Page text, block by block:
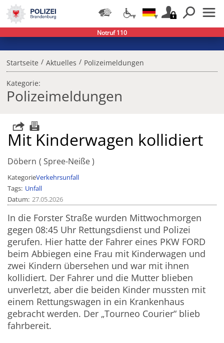
Startseite / Aktuelles / Polizeimeldungen
Kategorie:
Polizeimeldungen
Mit Kinderwagen kollidiert
Döbern Spree-Neiße
KategorieVerkehrsunfall
Tags Unfall
Datum 27.05.2026
In die Forster Straße wurden Mittwochmorgen
gegen 08:45 Uhr Rettungsdienst und Polizei
gerufen. Hier hatte der Fahrer eines PKW FORD
beim Abbiegen eine Frau mit Kinderwagen und
zwei Kindern übersehen und war mit ihnen
kollidiert. Der Fahrer und die Mutter blieben
unverletzt, aber die beiden Kinder mussten mit
einem Rettungswagen in ein Krankenhaus
gebracht werden. Der „Tourneo Courier“ blieb
fahrbereit.
Notruf 110